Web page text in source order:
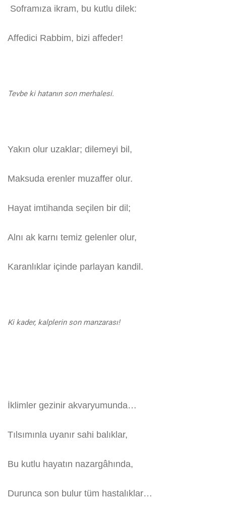
Soframıza ikram, bu kutlu dilek:
Affedici Rabbim, bizi affeder!
Tevbe ki hatanın son merhalesi.
Yakın olur uzaklar; dilemeyi bil,
Maksuda erenler muzaffer olur.
Hayat imtihanda seçilen bir dil;
Alnı ak karnı temiz gelenler olur,
Karanlıklar içinde parlayan kandil.
Ki kader, kalplerin son manzarası!
İklimler gezinir akvaryumunda…
Tılsımınla uyanır sahi balıklar,
Bu kutlu hayatın nazargâhında,
Durunca son bulur tüm hastalıklar…